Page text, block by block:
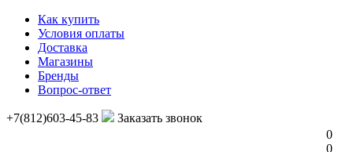
Как купить
Условия оплаты
Доставка
Магазины
Бренды
Вопрос-ответ
+7(812)603-45-83 Заказать звонок
0
0